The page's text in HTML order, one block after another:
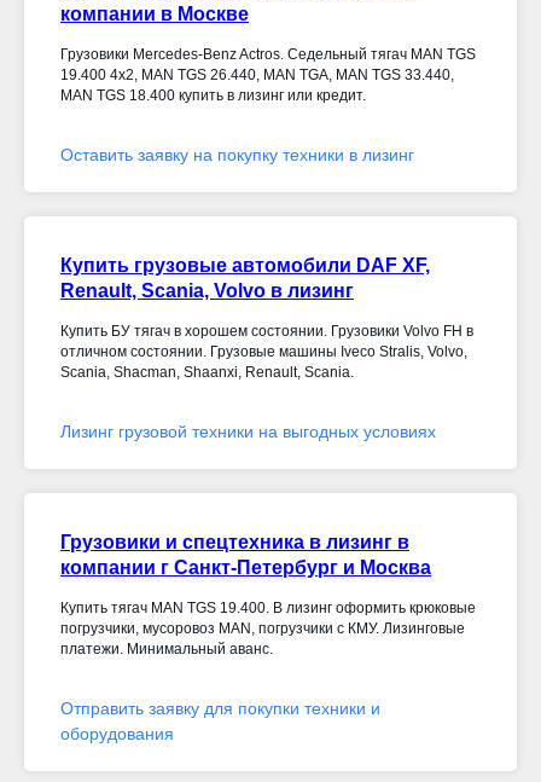
компании в Москве
Грузовики Mercedes-Benz Actros. Седельный тягач MAN TGS
19.400 4x2, MAN TGS 26.440, MAN TGA, MAN TGS 33.440,
MAN TGS 18.400 купить в лизинг или кредит.
Оставить заявку на покупку техники в лизинг
Купить грузовые автомобили DAF XF,
Renault, Scania, Volvo в лизинг
Купить БУ тягач в хорошем состоянии. Грузовики Volvo FH в
отличном состоянии. Грузовые машины Iveco Stralis, Volvo,
Scania, Shacman, Shaanxi, Renault, Scania.
Лизинг грузовой техники на выгодных условиях
Грузовики и спецтехника в лизинг в
компании г Санкт-Петербург и Москва
Купить тягач MAN TGS 19.400. В лизинг оформить крюковые
погрузчики, мусоровоз MAN, погрузчики с КМУ. Лизинговые
платежи. Минимальный аванс.
Отправить заявку для покупки техники и
оборудования